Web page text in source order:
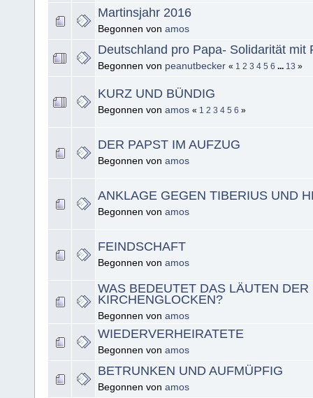
Martinsjahr 2016
Begonnen von amos
Deutschland pro Papa- Solidarität mit
Begonnen von peanutbecker « 1 2 3 4 5 6 ... 13 »
KURZ UND BÜNDIG
Begonnen von amos « 1 2 3 4 5 6 »
DER PAPST IM AUFZUG
Begonnen von amos
ANKLAGE GEGEN TIBERIUS UND
Begonnen von amos
FEINDSCHAFT
Begonnen von amos
WAS BEDEUTET DAS LÄUTEN DER
KIRCHENGLOCKEN?
Begonnen von amos
WIEDERVERHEIRATETE
Begonnen von amos
BETRUNKEN UND AUFMÜPFIG
Begonnen von amos